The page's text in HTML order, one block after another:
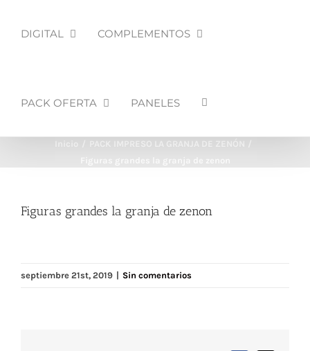
DIGITAL COMPLEMENTOS
PACK OFERTA PANELES
Figuras grandes la granja de zenon
septiembre 21st, 2019 | Sin comentarios